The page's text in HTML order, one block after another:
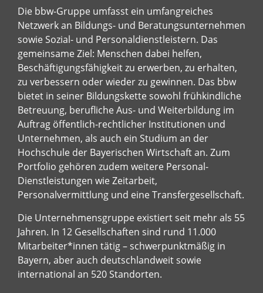
Die bbw-Gruppe umfasst ein umfangreiches
Netzwerk an Bildungs- und Beratungsunternehmen
sowie Sozial- und Personaldienstleistern. Das
gemeinsame Ziel: Menschen dabei helfen,
Beschäftigungsfähigkeit zu erwerben, zu erhalten,
zu verbessern oder wieder zu gewinnen. Das bbw
bietet in seiner Bildungskette sowohl frühkindliche
Betreuung, berufliche Aus- und Weiterbildung im
Auftrag öffentlich-rechtlicher Institutionen und
Unternehmen, als auch ein Studium an der
Hochschule der Bayerischen Wirtschaft an. Zum
Portfolio gehören zudem weitere Personal-
Dienstleistungen wie Zeitarbeit,
Personalvermittlung und eine Transfergesellschaft.
Die Unternehmensgruppe existiert seit mehr als 55
Jahren. In 12 Gesellschaften sind rund 11.000
Mitarbeiter*innen tätig – schwerpunktmäßig in
Bayern, aber auch deutschlandweit sowie
international an 520 Standorten.